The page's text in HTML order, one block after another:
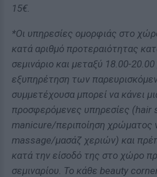
15€.
*Οι υπηρεσίες ομορφιάς στο
κατά αριθμό προτεραιότητας
σεμινάριο και μεταξύ 18.00-
εξυπηρέτηση των
συμμετέχουσα μπορεί να κάνει
προσφερόμενες υπηρεσίες (hair
manicure/περιποίηση χρώματος
massage/μασάζ χεριών) και
κατά την είσοδό της στο χώρο
σεμιναρίου. To κάθε beauty